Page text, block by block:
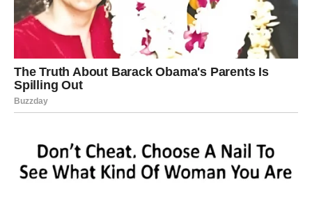
Ukrašavanje:
Umutite vrhnje za šlag sa hladnim mlekom dok ne
dobijete čvrstu kremu.
Ohlađeni kolač premažite umućenim šlagom.
Pospite seckanim orasima za dekoraciju.
Mjerenje Sastojaka:
Korištenje staklene čaše od 200
ml kao mjerne jedinice osigurava konzistentnost u